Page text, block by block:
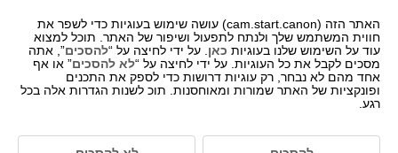
-- בחר/י אזור/מדינה -- עברית
האתר הזה (cam.start.canon) עושה שימוש בעוגיות כדי לשפר את
חווית המשתמש שלך ולנתח לתפעול ושיפור של האתר. תוכל למצוא
עוד על השימוש שלנו בעוגיות כאן. על ידי לחיצה על “להסכים”, אתה
מסכים לקבל את כל העוגיות. על ידי לחיצה על “לא להסכים” או אף
אחד מהם לא נבחר, רק עוגיות דרושות כדי לספק את התכנים
ופונקציות של האתר שמורות ומאוחסנות. תוכ לשנות הגדרות אלה בכל
רגע.